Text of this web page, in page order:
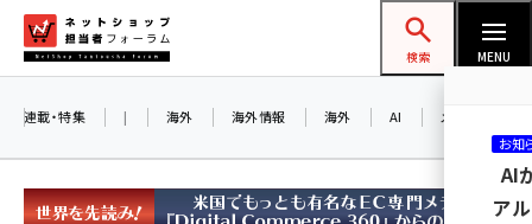
ン
ネットショップ担当者フォーラム
検索 MENU
連載・特集 | 海外 海外情報 海外 AI メタバース
お知
AI
ア